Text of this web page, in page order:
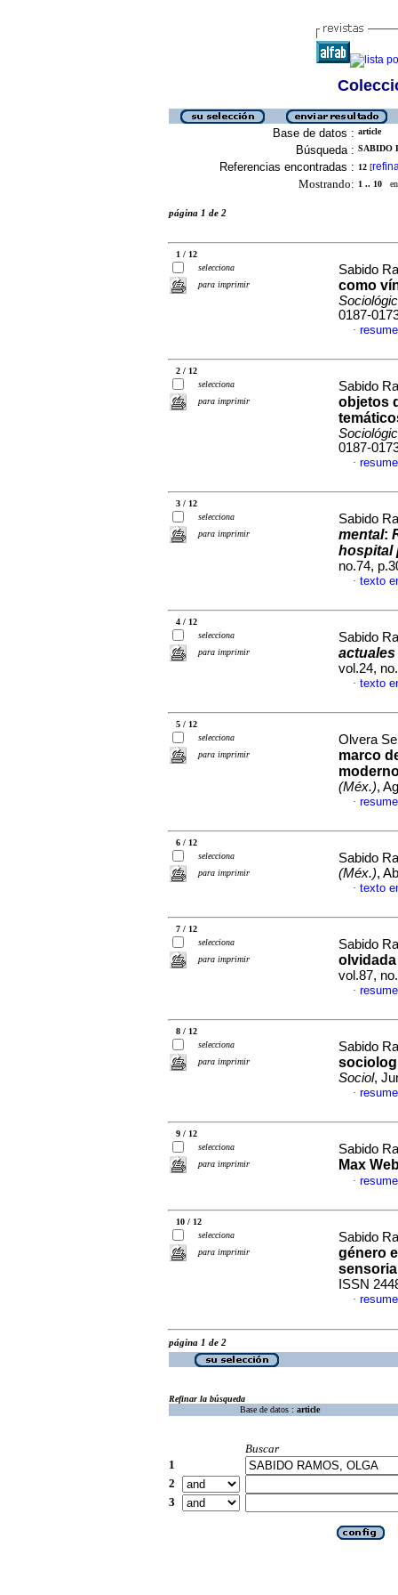
Base de datos : article
Búsqueda : SABIDO
Referencias encontradas : 12 [
Mostrando: 1 .. 10 en
página 1 de 2
1 / 12
selecciona
para imprimir
Sabido
como
0187-
·
2 / 12
selecciona
para imprimir
Sabido
objetos
0187-
·
3 / 12
selecciona
para imprimir
Sabido
mental:
hospital
no.74,
· texto
4 / 12
selecciona
para imprimir
Sabido
vol.24,
· texto
5 / 12
selecciona
para imprimir
Olvera
marco
(Méx.),
·
6 / 12
selecciona
para imprimir
Sabido
(Méx.),
· texto
7 / 12
selecciona
para imprimir
Sabido
vol.87,
·
8 / 12
selecciona
para imprimir
Sabido
Sociol,
·
9 / 12
selecciona
para imprimir
Sabido
Max
·
10 / 12
selecciona
para imprimir
Sabido
género
ISSN
·
página 1 de 2
Refinar la búsqueda
Base de datos : article
Buscar
1
2
3